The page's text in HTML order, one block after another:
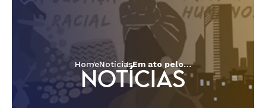
HomeNotícias Em ato pelos 50 anos da morte de Herzog, presidenta da CESE ressalta atualidade da luta por democracia e direitos
NOTÍCIAS